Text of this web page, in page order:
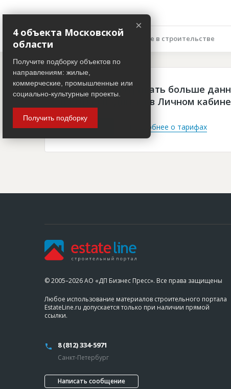
Описание объекта Участие в строительстве
Чтобы просматривать больше
платная подписка в Личном
Войти Подробнее о тарифах
© 2005–2026 АО «ДП Бизнес Пресс». Все права защищены
Любое использование материалов строительного портала
EstateLine.ru допускается только при наличии прямой
ссылки.
8 (812) 334-5971
Санкт-Петербург
Написать сообщение
×
4 объекта Московской
области
Получите подборку объектов по
направлениям: жилые,
коммерческие, промышленные или
социально-культурные проекты.
Получить подборку